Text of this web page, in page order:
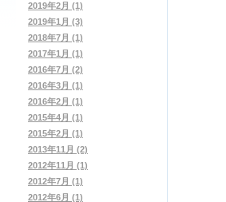
2019年2月 (1)
2019年1月 (3)
2018年7月 (1)
2017年1月 (1)
2016年7月 (2)
2016年3月 (1)
2016年2月 (1)
2015年4月 (1)
2015年2月 (1)
2013年11月 (2)
2012年11月 (1)
2012年7月 (1)
2012年6月 (1)